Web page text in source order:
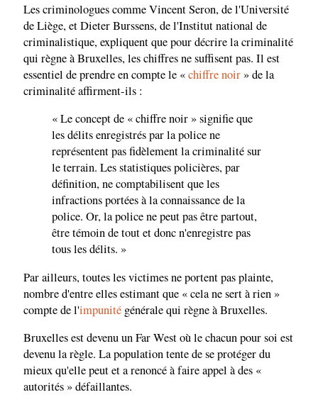
Les criminologues comme Vincent Seron, de l'Université
de Liège, et Dieter Burssens, de l'Institut national de
criminalistique, expliquent que pour décrire la criminalité
qui règne à Bruxelles, les chiffres ne suffisent pas. Il est
essentiel de prendre en compte le «chiffre noir» de la
criminalité affirment-ils :
« Le concept de « chiffre noir » signifie que
les délits enregistrés par la police ne
représentent pas fidèlement la criminalité sur
le terrain. Les statistiques policières, par
définition, ne comptabilisent que les
infractions portées à la connaissance de la
police. Or, la police ne peut pas être partout,
être témoin de tout et donc n'enregistre pas
tous les délits. »
Par ailleurs, toutes les victimes ne portent pas plainte,
nombre d'entre elles estimant que « cela ne sert à rien »
compte de l'impunité générale qui règne à Bruxelles.
Bruxelles est devenu un Far West où le chacun pour soi est
devenu la règle. La population tente de se protéger du
mieux qu'elle peut et a renoncé à faire appel à des «
autorités » défaillantes.